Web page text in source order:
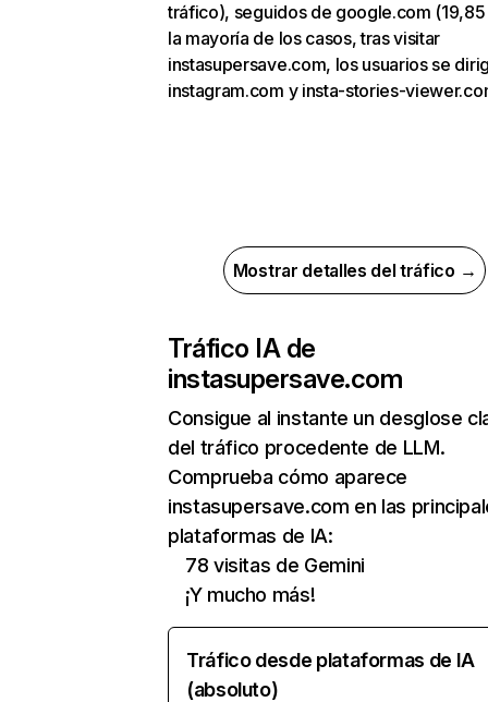
tráfico), seguidos de google.com (19,85
la mayoría de los casos, tras visitar
instasupersave.com, los usuarios se
instagram.com y insta-stories-
Mostrar detalles del tráfico →
Tráfico IA de
instasupersave.com
Consigue al instante un desglose
del tráfico procedente de LLM.
Comprueba cómo aparece
instasupersave.com en las
plataformas de IA:
78 visitas de Gemini
¡Y mucho más!
Tráfico desde plataformas de IA
(absoluto)